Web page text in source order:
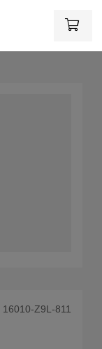
16010-Z9L-811